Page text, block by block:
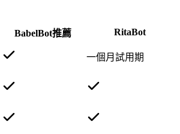
BabelBot推薦
RitaBot
一個月試用期